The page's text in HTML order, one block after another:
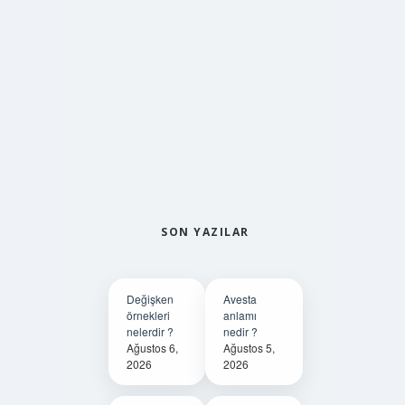
SON YAZILAR
Değişken
örnekleri
nelerdir ?
Ağustos 6,
2026
Avesta
anlamı
nedir ?
Ağustos 5,
2026